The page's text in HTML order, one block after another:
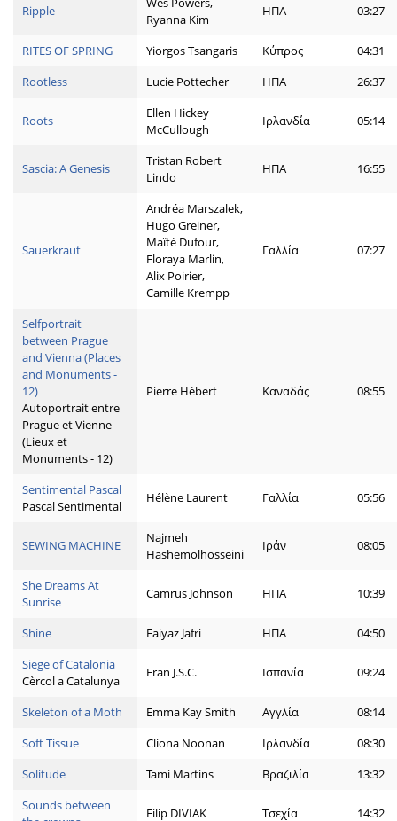
Ripple
Ryanna Kim
ΗΠΑ 03:27
RITES OF SPRING Yiorgos Tsangaris Κύπρος
04:31
Rootless
Lucie Pottecher ΗΠΑ 26:37
Roots
Ellen Hickey
McCullough
Ιρλανδία 05:14
Sascia: A Genesis
Tristan Robert
Lindo
ΗΠΑ 16:55
Sauerkraut
Andréa Marszalek,
Hugo Greiner,
Maïté Dufour,
Floraya Marlin,
Alix Poirier,
Camille Krempp
Γαλλία 07:27
Selfportrait
between Prague
and Vienna (Places
and Monuments -
12)
Autoportrait entre
Prague et Vienne
(Lieux et
Monuments - 12)
Pierre Hébert Καναδάς 08:55
Sentimental Pascal
Pascal Sentimental
Hélène Laurent Γαλλία 05:56
SEWING MACHINE
Najmeh
Hashemolhosseini
Ιράν 08:05
She Dreams At
Sunrise
Camrus Johnson ΗΠΑ 10:39
Shine Faiyaz Jafri ΗΠΑ
04:50
Siege of Catalonia
Cèrcol a Catalunya
Fran J.S.C. Ισπανία 09:24
Skeleton of a Moth Emma Kay Smith Αγγλία
08:14
Soft Tissue
Cliona Noonan Ιρλανδία
08:30
Solitude
Tami Martins Βραζιλία
13:32
Sounds between
Filip DIVIAK Τσεχία 14:32